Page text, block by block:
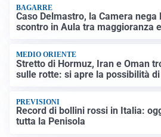
BAGARRE
Caso Delmastro, la Camera nega
scontro in Aula tra maggioranza
MEDIO ORIENTE
Stretto di Hormuz, Iran e Oman
sulle rotte: si apre la possibilità
PREVISIONI
Record di bollini rossi in Italia:
tutta la Penisola